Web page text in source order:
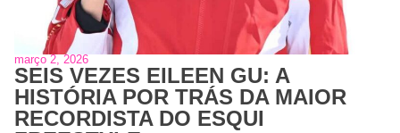
março 2, 2026
SEIS VEZES EILEEN GU: A
HISTÓRIA POR TRÁS DA MAIOR
RECORDISTA DO ESQUI